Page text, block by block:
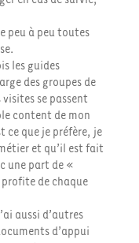
peu à peu toutes
les guides
des groupes de
se passent
content de mon
ce que je préfère, je
et qu’il est fait
une part de «
profite de chaque
aussi d’autres
d’appui